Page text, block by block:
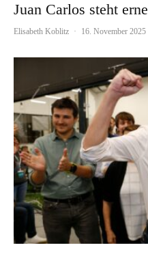
Juan Carlos steht
Elisabeth Koblitz · 16. November 2025